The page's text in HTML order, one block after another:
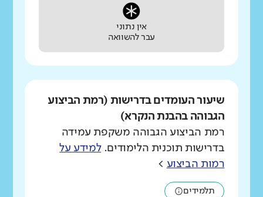
אין נתוני
עבר להשוואה
שיעור העומדים בדרישות (רמת הביצוע
הגבוהה בהבנת הנקרא)
רמת הביצוע הגבוהה משקפת עמידה
בדרישות תוכנית הלימודים.למידע על
רמות הביצוע >
תלמידים